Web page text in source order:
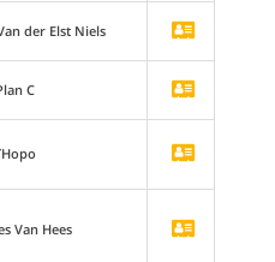
der Elst Niels
C
Van Hees